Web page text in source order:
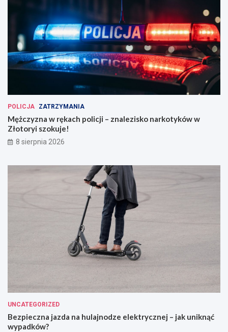
POLICJA ZATRZYMANIA
Mężczyzna w rękach policji – znalezisko narkotyków w
Złotoryi szokuje!
8 sierpnia 2026
UNCATEGORIZED
Bezpieczna jazda na hulajnodze elektrycznej – jak uniknąć
wypadków?